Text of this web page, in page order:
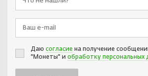
Даю согласие на получение
"Монеты" и обработку персональных